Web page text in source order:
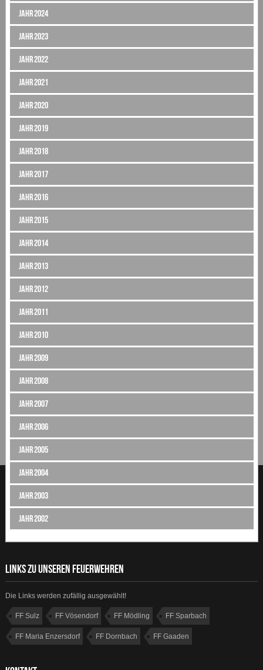
Jahr 2024
Jahr 2023
Jahr 2022
Jahr 2021
Jahr 2020
Jahr 2019
Jahr 2018
Jahr 2017
Jahr 2016
Jahr 2015
Jahr 2014
Jahr 2013
Jahr 2012
Jahr 2011
Jahr 2010
Jahr 2009
Jahr 2008
Jahr 2007
Jahr 2006
Jahr 2005
Jahr 2004
Jahr 2003
Jahr 2002
LINKS ZU UNSEREN FEUERWEHREN
Die Links werden zufällig ausgewählt!
FF Sulz FF Vösendorf FF Mödling FF Sparbach
FF Maria Enzersdorf FF Dornbach FF Gaaden